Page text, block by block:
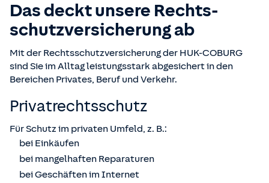
Das deckt unsere Rechts­
schutz­versicherung ab
Mit der Rechtsschutzversicherung der HUK-COBURG
sind Sie im Alltag leistungsstark abgesichert in den
Bereichen Privates, Beruf und Verkehr.
Privatrechts­schutz
Für Schutz im privaten Umfeld, z. B.:
bei Einkäufen
bei mangelhaften Reparaturen
bei Geschäften im Internet